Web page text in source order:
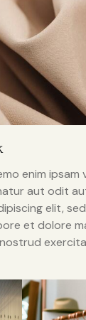
enim ipsam
aut odit
elit,
et dolore